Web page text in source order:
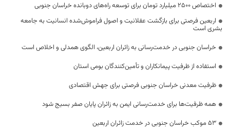
اختصاص 2500 میلیارد تومان برای توسعه راه‌های دوبانده خراسان جنوبی
اربعین فرصتی برای بازگشت عقلانیت و اصول فراموش‌شده انسانیت به جامعه
بشری است
خراسان جنوبی در خدمت‌رسانی به زائران اربعین، الگوی همدلی و اخلاص است
استفاده از ظرفیت پیمانکاران و تأمین‌کنندگان بومی استان
ظرفیت معدنی خراسان جنوبی فرصتی برای جهش اقتصادی
همه ظرفیت‌ها برای خدمت‌رسانی ایمن به زائران پایان صفر بسیج شود
53 موکب خراسان جنوبی در خدمت زائران اربعین